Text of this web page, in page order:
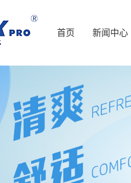
首页 新闻中心